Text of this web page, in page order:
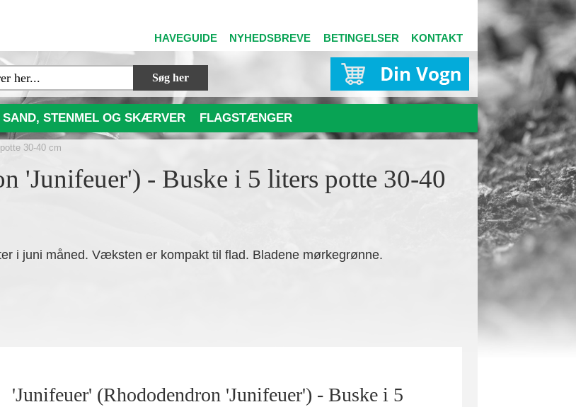
HAVEGUIDE NYHEDSBREVE BETINGELSER KONTAKT
Søg her
SAND, STENMEL OG SKÆRVER FLAGSTÆNGER
30-40 cm
'Junifeuer') - Buske i 5 liters potte 30-40
i juni måned. Væksten er kompakt til flad. Bladene mørkegrønne.
'Junifeuer' (Rhododendron 'Junifeuer') - Buske i 5